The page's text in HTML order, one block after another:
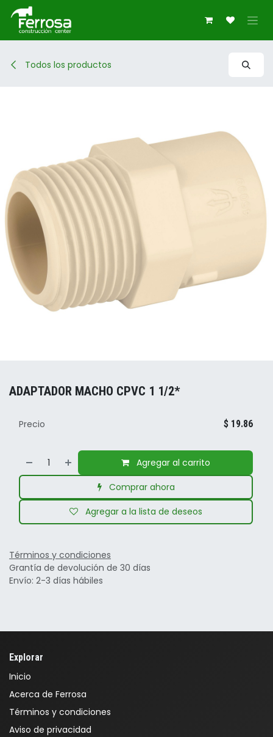
Ir al contenido
Todos los productos
ADAPTADOR MACHO CPVC 1 1/2*
Agregar al carrito
Comprar ahora
Agregar a la lista de deseos
Precio $ 19.86
Términos y condiciones
Grantía de devolución de 30 días
Envío: 2-3 días hábiles
Explorar
Inicio
Acerca de Ferrosa
Términos y condiciones
Aviso de privacidad